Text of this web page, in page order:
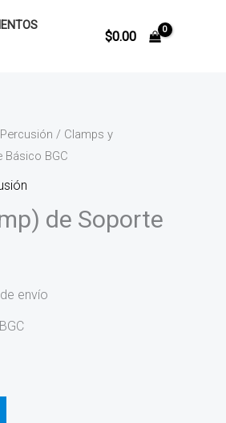
$0.00
/ Clamps y
BGC
de Soporte
envío